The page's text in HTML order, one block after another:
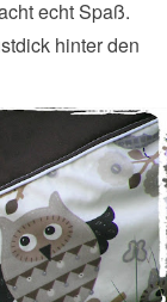
echt Spaß.
hinter den